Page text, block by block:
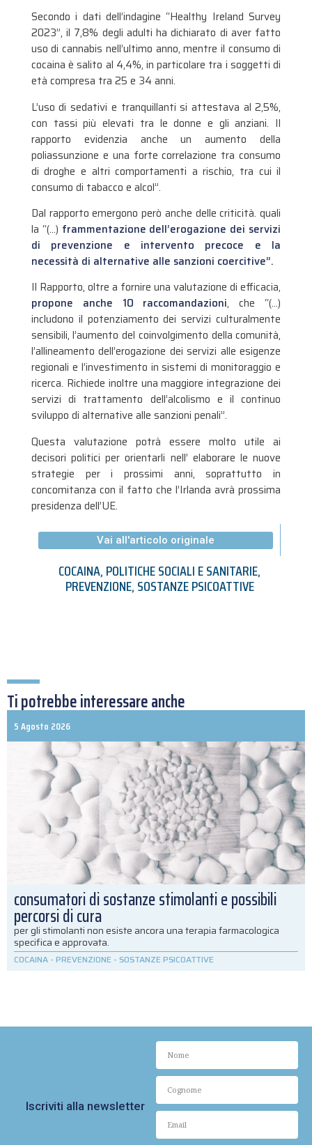
Secondo i dati dell’indagine “Healthy Ireland Survey
2023”, il 7,8% degli adulti ha dichiarato di aver fatto
uso di cannabis nell’ultimo anno, mentre il consumo di
cocaina è salito al 4,4%, in particolare tra i soggetti di
età compresa tra 25 e 34 anni.
L’uso di sedativi e tranquillanti si attestava al 2,5%,
con tassi più elevati tra le donne e gli anziani. Il
rapporto evidenzia anche un aumento della
poliassunzione e una forte correlazione tra consumo
di droghe e altri comportamenti a rischio, tra cui il
consumo di tabacco e alcol”.
Dal rapporto emergono però anche delle criticità. quali
la “(…) frammentazione dell’erogazione dei servizi
di prevenzione e intervento precoce e la
necessità di alternative alle sanzioni coercitive”.
Il Rapporto, oltre a fornire una valutazione di efficacia,
propone anche 10 raccomandazioni, che “(…)
includono il potenziamento dei servizi culturalmente
sensibili, l’aumento del coinvolgimento della comunità,
l’allineamento dell’erogazione dei servizi alle esigenze
regionali e l’investimento in sistemi di monitoraggio e
ricerca. Richiede inoltre una maggiore integrazione dei
servizi di trattamento dell’alcolismo e il continuo
sviluppo di alternative alle sanzioni penali”.
Questa valutazione potrà essere molto utile ai
decisori politici per orientarli nell’ elaborare le nuove
strategie per i prossimi anni, soprattutto in
concomitanza con il fatto che l’Irlanda avrà prossima
presidenza dell’UE.
Vai all'articolo originale
COCAINA,POLITICHE SOCIALI E SANITARIE,
PREVENZIONE,SOSTANZE PSICOATTIVE
Ti potrebbe interessare anche
5 Agosto 2026
consumatori di sostanze stimolanti e possibili
percorsi di cura
per gli stimolanti non esiste ancora una terapia farmacologica
specifica e approvata.
COCAINA - PREVENZIONE - SOSTANZE PSICOATTIVE
Iscriviti alla newsletter